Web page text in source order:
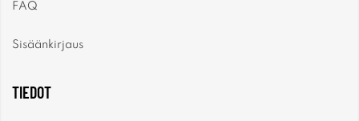
FAQ
Sisäänkirjaus
TIEDOT